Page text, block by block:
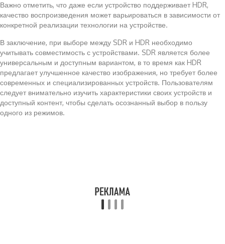
Важно отметить, что даже если устройство поддерживает HDR,
качество воспроизведения может варьироваться в зависимости от
конкретной реализации технологии на устройстве.
В заключение, при выборе между SDR и HDR необходимо
учитывать совместимость с устройствами. SDR является более
универсальным и доступным вариантом, в то время как HDR
предлагает улучшенное качество изображения, но требует более
современных и специализированных устройств. Пользователям
следует внимательно изучить характеристики своих устройств и
доступный контент, чтобы сделать осознанный выбор в пользу
одного из режимов.